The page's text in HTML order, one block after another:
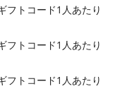
フトコード1人あたり
フトコード1人あたり
フトコード1人あたり